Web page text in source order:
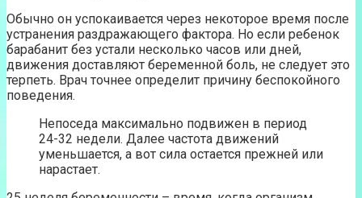
Обычно он успокаивается через некоторое время после
устранения раздражающего фактора. Но если ребенок
барабанит без устали несколько часов или дней,
движения доставляют беременной боль, не следует это
терпеть. Врач точнее определит причину беспокойного
поведения.
Непоседа максимально подвижен в период
24-32 недели. Далее частота движений
уменьшается, а вот сила остается прежней или
нарастает.